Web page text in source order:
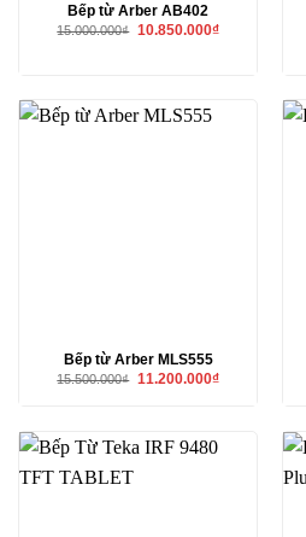
Bếp từ Arber AB402
15.000.000₫ Giá
10.850.000₫Giá
Bếp từ Arber MLS555
15.500.000₫ Giá
11.200.000₫Giá
11.200.000₫.